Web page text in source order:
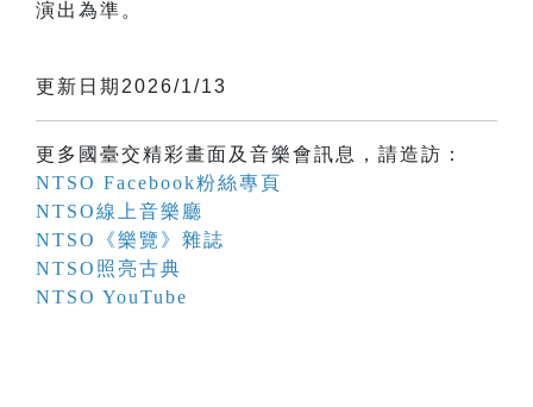
演出為準。
更新日期2026/1/13
更多國臺交精彩畫面及音樂會訊息，請造訪：
NTSO Facebook粉絲專頁
NTSO線上音樂廳
NTSO《樂覽》雜誌
NTSO照亮古典
NTSO YouTube